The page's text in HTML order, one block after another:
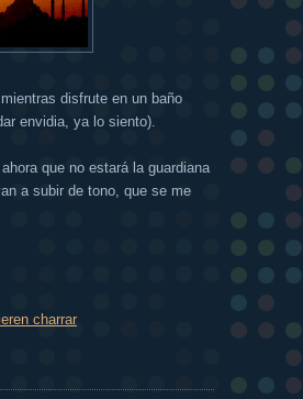
disfrute en un baño
envidia, ya lo siento).
que no estará la guardiana
a subir de tono, que se me
charrar